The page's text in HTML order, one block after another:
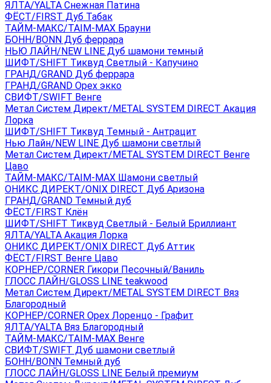
ЯЛТА/YALTA Снежная Патина
ФЁСТ/FIRST Дуб Табак
ТАЙМ-МАКС/TAIM-MAX Брауни
БОНН/BONN Дуб феррара
НЬЮ ЛАЙН/NEW LINE Дуб шамони темный
ШИФТ/SHIFT Тиквуд Светлый - Капучино
ГРАНД/GRAND Дуб феррара
ГРАНД/GRAND Орех экко
СВИФТ/SWIFT Венге
Метал Систем Директ/METAL SYSTEM DIRECT Акация
Лорка
ШИФТ/SHIFT Тиквуд Темный - Антрацит
Нью Лайн/NEW LINE Дуб шамони светлый
Метал Систем Директ/METAL SYSTEM DIRECT Венге
Цаво
ТАЙМ-МАКС/TAIM-MAX Шамони светлый
ОНИКС ДИРЕКТ/ONIX DIRECT Дуб Аризона
ГРАНД/GRAND Темный дуб
ФЁСТ/FIRST Клён
ШИФТ/SHIFT Тиквуд Светлый - Белый Бриллиант
ЯЛТА/YALTA Акация Лорка
ОНИКС ДИРЕКТ/ONIX DIRECT Дуб Аттик
ФЁСТ/FIRST Венге Цаво
КОРНЕР/CORNER Гикори Песочный/Ваниль
ГЛОСС ЛАЙН/GLOSS LINE teakwood
Метал Систем Директ/METAL SYSTEM DIRECT Вяз
Благородный
КОРНЕР/CORNER Орех Лоренцо - Графит
ЯЛТА/YALTA Вяз Благородный
ТАЙМ-МАКС/TAIM-MAX Венге
СВИФТ/SWIFT Дуб шамони светлый
БОНН/BONN Темный дуб
ГЛОСС ЛАЙН/GLOSS LINE Белый премиум